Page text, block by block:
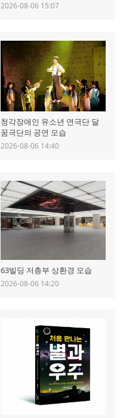
2026-08-06 15:07
청각장애인 유소년 연극단 달
꿈극단의 공연 모습
2026-08-06 14:40
63빌딩 저층부 상환경 모습
2026-08-06 14:20